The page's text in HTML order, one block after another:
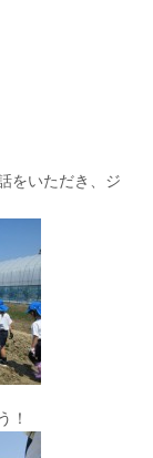
をいただき、ジ
！